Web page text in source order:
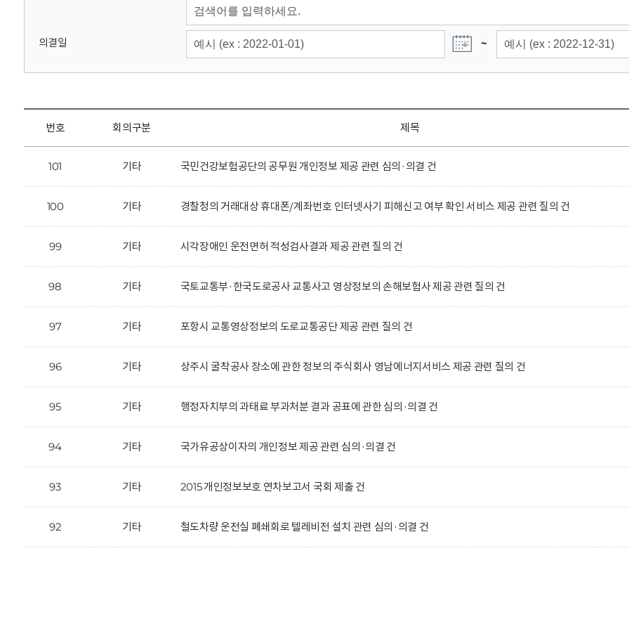
의결일 ~
번호 회의구분 제목
101 기타 국민건강보험공단의 공무원 개인정보 제공 관련 심의·의결 건
100 기타 경찰청의 거래대상 휴대폰/계좌번호 인터넷사기 피해신고 여부 확인 서비스 제공 관련 질의 건
99 기타 시각장애인 운전면허 적성검사결과 제공 관련 질의 건
98 기타 국토교통부·한국도로공사 교통사고 영상정보의 손해보험사 제공 관련 질의 건
97 기타 포항시 교통영상정보의 도로교통공단 제공 관련 질의 건
96 기타 상주시 굴착공사 장소에 관한 정보의 주식회사 영남에너지서비스 제공 관련 질의 건
95 기타 행정자치부의 과태료 부과처분 결과 공표에 관한 심의·의결 건
94 기타 국가유공상이자의 개인정보 제공 관련 심의·의결 건
93 기타 2015 개인정보보호 연차보고서 국회 제출 건
92 기타 철도차량 운전실 폐쇄회로 텔레비전 설치 관련 심의·의결 건